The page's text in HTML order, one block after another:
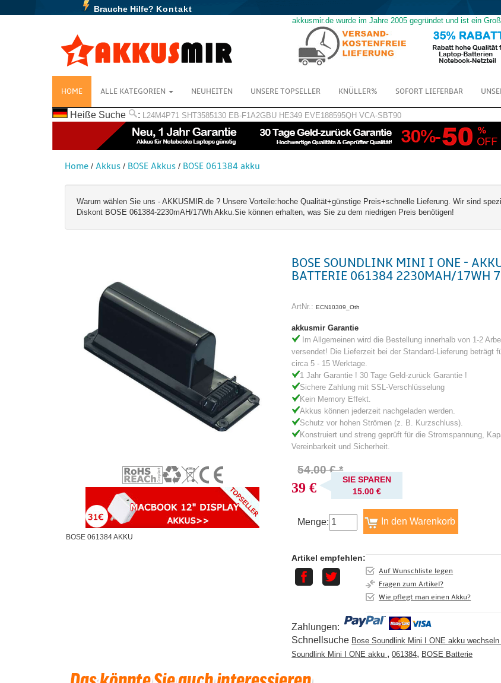
Brauche Hilfe? Kontakt
akkusmir.de wurde im Jahre 2005 gegründet und ist ein
HOME ALLE KATEGORIEN NEUHEITEN UNSERE TOPSELLER KNÜLLER% SOFORT LIEFERBAR
Heiße Suche : L24M4P71 SHT3585130 EB-F1A2GBU HE349 EVE188595QH VCA-SBT90
Home/ Akkus/ BOSE Akkus/ BOSE 061384 akku
Warum wählen Sie uns - AKKUSMIR.de ? Unsere Vorteile:hoche Qualität+günstige Preis+schnelle Lieferung. Wir sind
Diskont BOSE 061384-2230mAH/17Wh Akku.Sie können erhalten, was Sie zu dem niedrigen Preis benötigen!
BOSE 061384 AKKU
BOSE SOUNDLINK MINI I ONE -
BATTERIE 061384 2230MAH/17WH
ArtNr.:ECN10309_Oth
akkusmir Garantie
Im Allgemeinen wird die Bestellung innerhalb von 1-2
versendet! Die Lieferzeit bei der Standard-Lieferung beträgt
circa 5 - 15 Werktage.
1 Jahr Garantie ! 30 Tage Geld-zurück Garantie !
Sichere Zahlung mit SSL-Verschlüsselung
Kein Memory Effekt.
Akkus können jederzeit nachgeladen werden.
Schutz vor hohen Strömen (z. B. Kurzschluss).
Konstruiert und streng geprüft für die Stromspannung,
Vereinbarkeit und Sicherheit.
54.00 € *
39 €
SIE SPAREN
15.00 €
Menge:
Artikel empfehlen:
Auf Wunschliste legen
Fragen zum Artikel?
Wie pflegt man einen Akku?
Zahlungen:
Schnellsuche Bose Soundlink Mini I ONE akku wechseln
Soundlink Mini I ONE akku ,061384, BOSE Batterie